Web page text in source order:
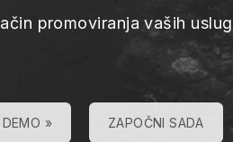
promoviranja vaših
» ZAPOČNI SADA